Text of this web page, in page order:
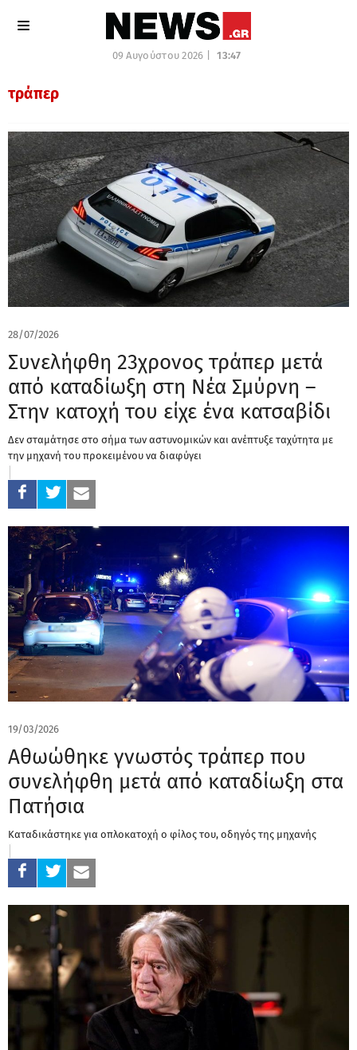
09 Αυγούστου 2026 | 13:47
τράπερ
28/07/2026
Συνελήφθη 23χρονος τράπερ μετά
από καταδίωξη στη Νέα Σμύρνη –
Στην κατοχή του είχε ένα κατσαβίδι
Δεν σταμάτησε στο σήμα των αστυνομικών και ανέπτυξε ταχύτητα με
την μηχανή του προκειμένου να διαφύγει
19/03/2026
Αθωώθηκε γνωστός τράπερ που
συνελήφθη μετά από καταδίωξη στα
Πατήσια
Καταδικάστηκε για οπλοκατοχή ο φίλος του, οδηγός της μηχανής